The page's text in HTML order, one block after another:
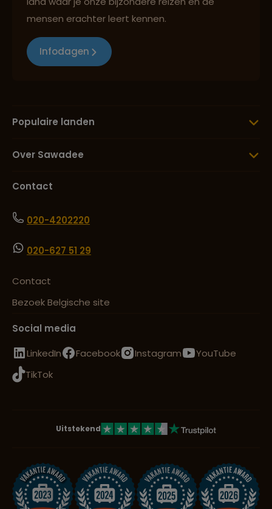
mensen erachter leert kennen.
Infodagen
Populaire landen
Over Sawadee
Contact
020-4202220
020-627 51 29
Contact
Bezoek Belgische site
Social media
LinkedIn
Facebook Instagram
YouTube
TikTok
Uitstekend